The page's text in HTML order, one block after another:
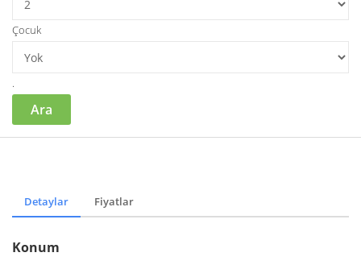
Çocuk
.
Ara
Detaylar Fiyatlar
Konum